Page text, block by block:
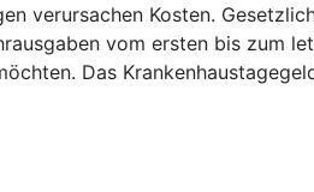
verursachen Kosten.
vom ersten bis zum
Das